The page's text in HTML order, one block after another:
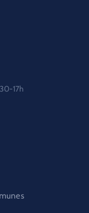
17h